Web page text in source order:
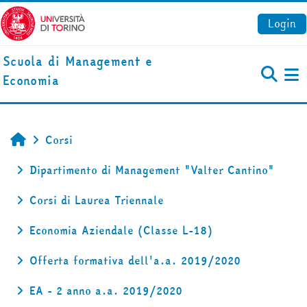
Vai al contenuto principale
Login
Scuola di Management e
Economia
Home
Corsi
Dipartimento di Management "Valter Cantino"
Corsi di Laurea Triennale
Economia Aziendale (Classe L-18)
Offerta formativa dell'a.a. 2019/2020
EA - 2 anno a.a. 2019/2020